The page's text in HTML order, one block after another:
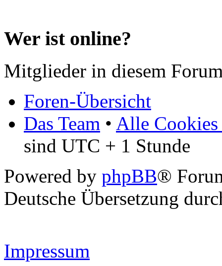
Wer ist online?
Mitglieder in diesem
Foren-Übersicht
Das Team • Alle Cookies
sind UTC + 1 Stunde
Powered by phpBB®
Deutsche Übersetzung
Impressum